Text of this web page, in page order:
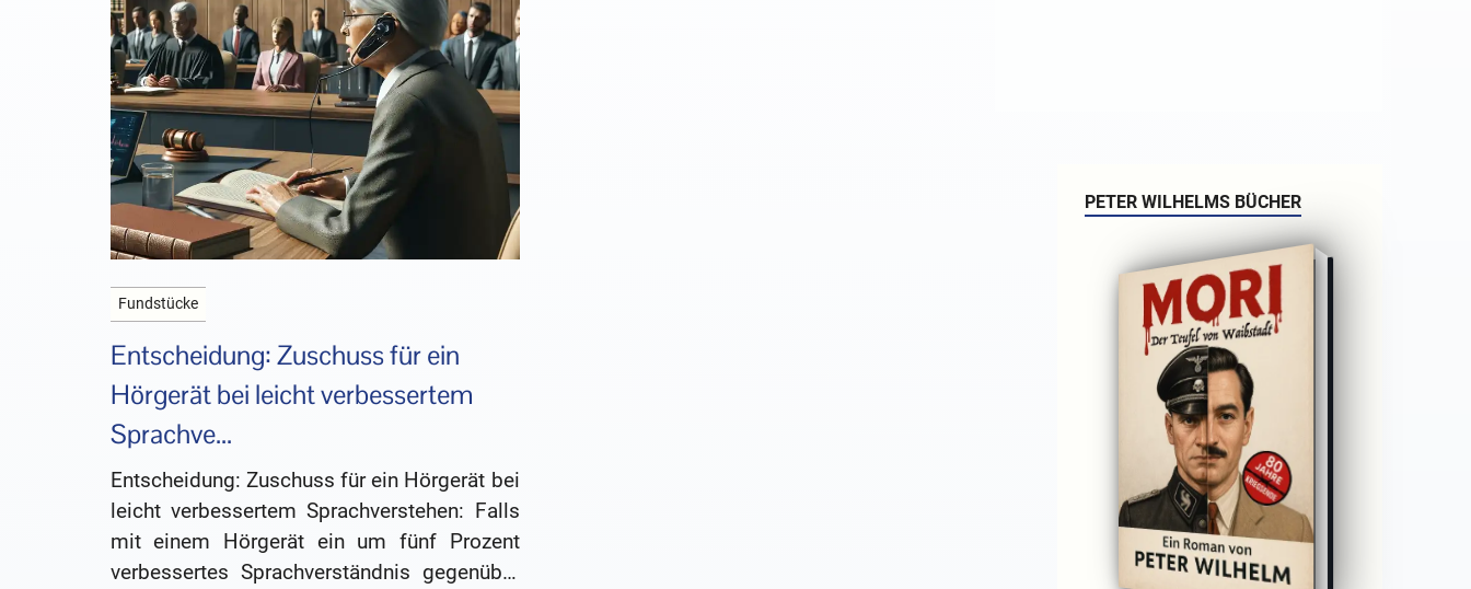
Fundstücke
Entscheidung: Zuschuss für ein
Hörgerät bei leicht verbessertem
Sprachve...
Entscheidung: Zuschuss für ein Hörgerät bei
leicht verbessertem Sprachverstehen: Falls
mit einem Hörgerät ein um fünf Prozent
verbessertes Sprachverständnis gegenüber
PETER WILHELMS BÜCHER